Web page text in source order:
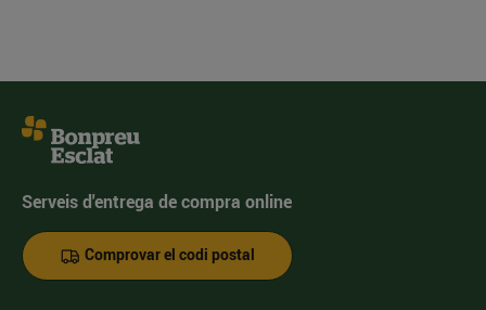
Serveis d'entrega de compra online
Comprovar el codi postal